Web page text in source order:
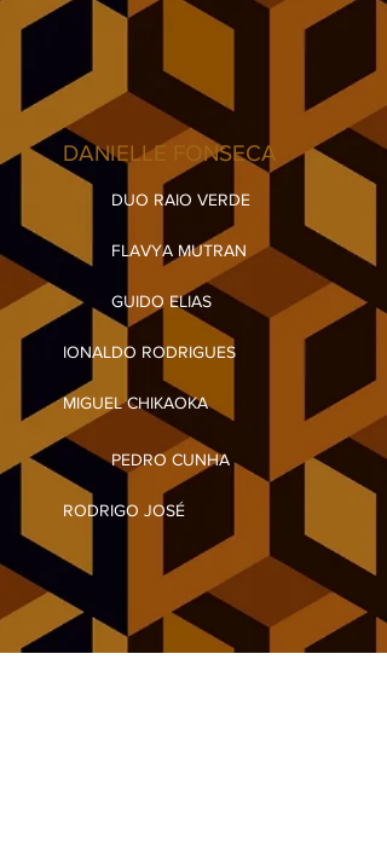
RODRIGO JOSÉ
DANIELLE FONSECA
DUO RAIO VERDE
FLAVYA MUTRAN
GUIDO ELIAS
IONALDO RODRIGUES
MIGUEL CHIKAOKA
PEDRO CUNHA